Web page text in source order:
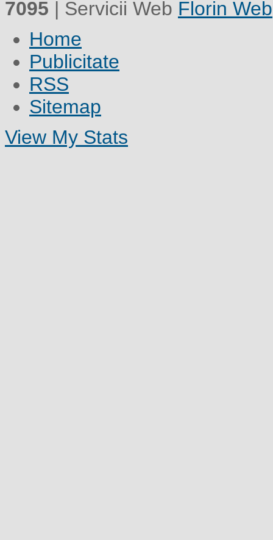
7095 | Servicii Web Florin Web
Home
Publicitate
RSS
Sitemap
View My Stats